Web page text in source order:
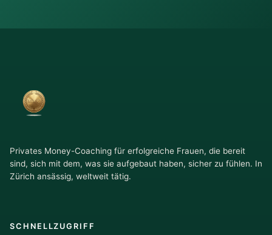
Privates Money-Coaching für erfolgreiche Frauen, die bereit
sind, sich mit dem, was sie aufgebaut haben, sicher zu fühlen. In
Zürich ansässig, weltweit tätig.
SCHNELLZUGRIFF